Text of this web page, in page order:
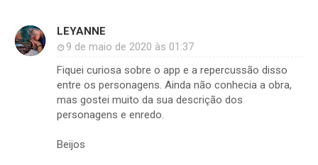
LEYANNE
9 de maio de 2020 às 01:37
Fiquei curiosa sobre o app e a repercussão disso
entre os personagens. Ainda não conhecia a obra,
mas gostei muito da sua descrição dos
personagens e enredo.
Beijos